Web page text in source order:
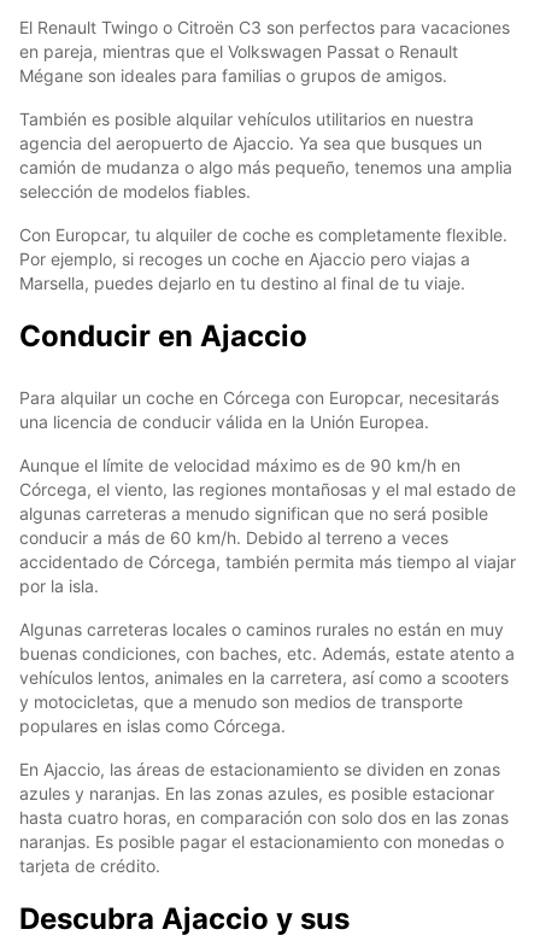
El Renault Twingo o Citroën C3 son perfectos para vacaciones
en pareja, mientras que el Volkswagen Passat o Renault
Mégane son ideales para familias o grupos de amigos.
También es posible alquilar vehículos utilitarios en nuestra
agencia del aeropuerto de Ajaccio. Ya sea que busques un
camión de mudanza o algo más pequeño, tenemos una amplia
selección de modelos fiables.
Con Europcar, tu alquiler de coche es completamente flexible.
Por ejemplo, si recoges un coche en Ajaccio pero viajas a
Marsella, puedes dejarlo en tu destino al final de tu viaje.
Conducir en Ajaccio
Para alquilar un coche en Córcega con Europcar, necesitarás
una licencia de conducir válida en la Unión Europea.
Aunque el límite de velocidad máximo es de 90 km/h en
Córcega, el viento, las regiones montañosas y el mal estado de
algunas carreteras a menudo significan que no será posible
conducir a más de 60 km/h. Debido al terreno a veces
accidentado de Córcega, también permita más tiempo al viajar
por la isla.
Algunas carreteras locales o caminos rurales no están en muy
buenas condiciones, con baches, etc. Además, estate atento a
vehículos lentos, animales en la carretera, así como a scooters
y motocicletas, que a menudo son medios de transporte
populares en islas como Córcega.
En Ajaccio, las áreas de estacionamiento se dividen en zonas
azules y naranjas. En las zonas azules, es posible estacionar
hasta cuatro horas, en comparación con solo dos en las zonas
naranjas. Es posible pagar el estacionamiento con monedas o
tarjeta de crédito.
Descubra Ajaccio y sus